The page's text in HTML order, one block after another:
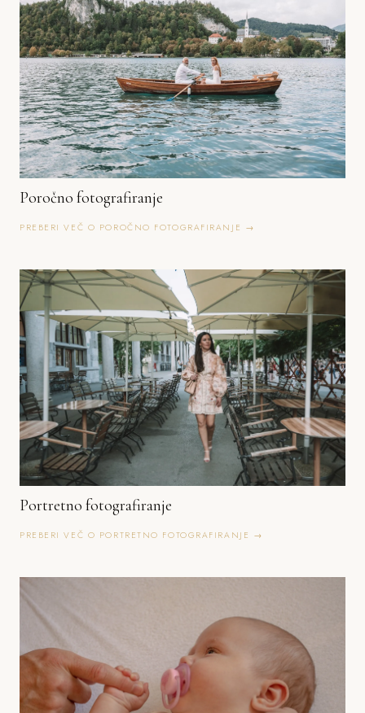
Poročno fotografiranje
PREBERI VEČ O POROČNO FOTOGRAFIRANJE →
Portretno fotografiranje
PREBERI VEČ O PORTRETNO FOTOGRAFIRANJE →